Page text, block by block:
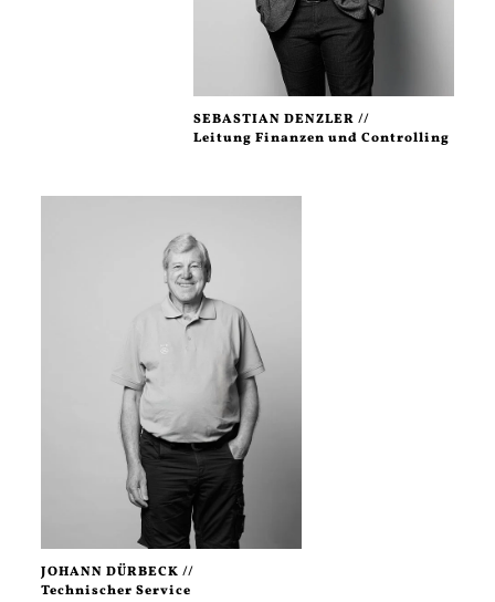
SEBASTIAN DENZLER //
Leitung Finanzen und Controlling
JOHANN DÜRBECK //
Technischer Service